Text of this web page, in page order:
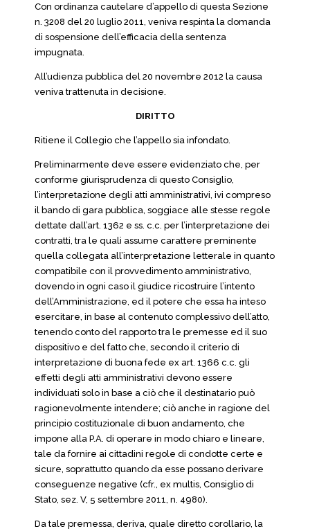
Con ordinanza cautelare d’appello di questa Sezione
n. 3208 del 20 luglio 2011, veniva respinta la domanda
di sospensione dell’efficacia della sentenza
impugnata.
All’udienza pubblica del 20 novembre 2012 la causa
veniva trattenuta in decisione.
DIRITTO
Ritiene il Collegio che l’appello sia infondato.
Preliminarmente deve essere evidenziato che, per
conforme giurisprudenza di questo Consiglio,
l’interpretazione degli atti amministrativi, ivi compreso
il bando di gara pubblica, soggiace alle stesse regole
dettate dall’art. 1362 e ss. c.c. per l’interpretazione dei
contratti, tra le quali assume carattere preminente
quella collegata all’interpretazione letterale in quanto
compatibile con il provvedimento amministrativo,
dovendo in ogni caso il giudice ricostruire l’intento
dell’Amministrazione, ed il potere che essa ha inteso
esercitare, in base al contenuto complessivo dell’atto,
tenendo conto del rapporto tra le premesse ed il suo
dispositivo e del fatto che, secondo il criterio di
interpretazione di buona fede ex art. 1366 c.c. gli
effetti degli atti amministrativi devono essere
individuati solo in base a ciò che il destinatario può
ragionevolmente intendere; ciò anche in ragione del
principio costituzionale di buon andamento, che
impone alla P.A. di operare in modo chiaro e lineare,
tale da fornire ai cittadini regole di condotte certe e
sicure, soprattutto quando da esse possano derivare
conseguenze negative (cfr., ex multis, Consiglio di
Stato, sez. V, 5 settembre 2011, n. 4980).
Da tale premessa, deriva, quale diretto corollario, la